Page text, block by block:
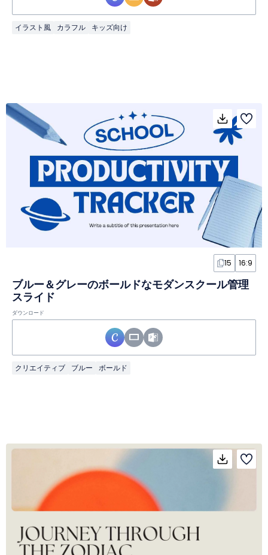
イラスト風 カラフル キッズ向け
15 16:9
ブルー＆グレーのボールドなモダンスクール管理
スライド
ダウンロード
クリエイティブ ブルー ボールド